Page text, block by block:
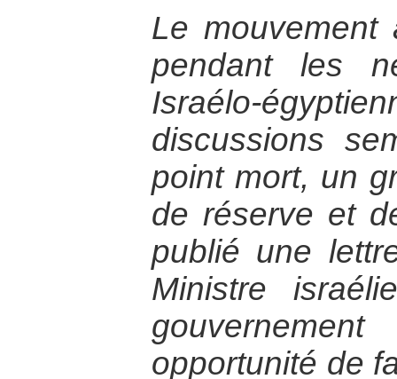
Le
pendant les
Israélo-
discussions
point mort, un
de réserve et
publié une
Ministre
opportunité de